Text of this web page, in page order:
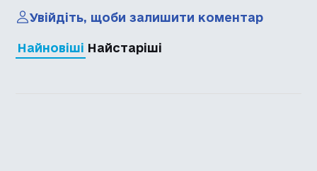
Увійдіть, щоби залишити коментар
Найновіші Найстаріші